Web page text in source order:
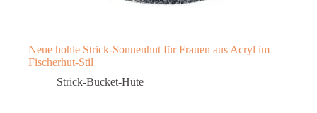
Neue hohle Strick-Sonnenhut für Frauen aus Acryl im
Fischerhut-Stil
Strick-Bucket-Hüte